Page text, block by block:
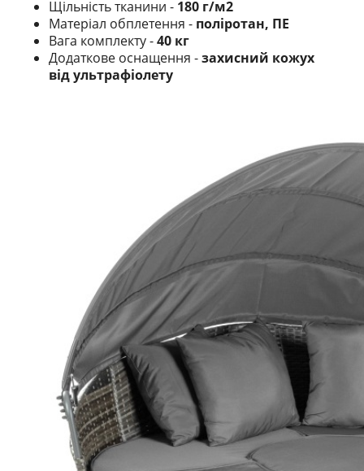
Щільність тканини - 180 г/м2
Матеріал обплетення - поліротан, ПЕ
Вага комплекту -40 кг
Додаткове оснащення -захисний кожух
від ультрафіолету